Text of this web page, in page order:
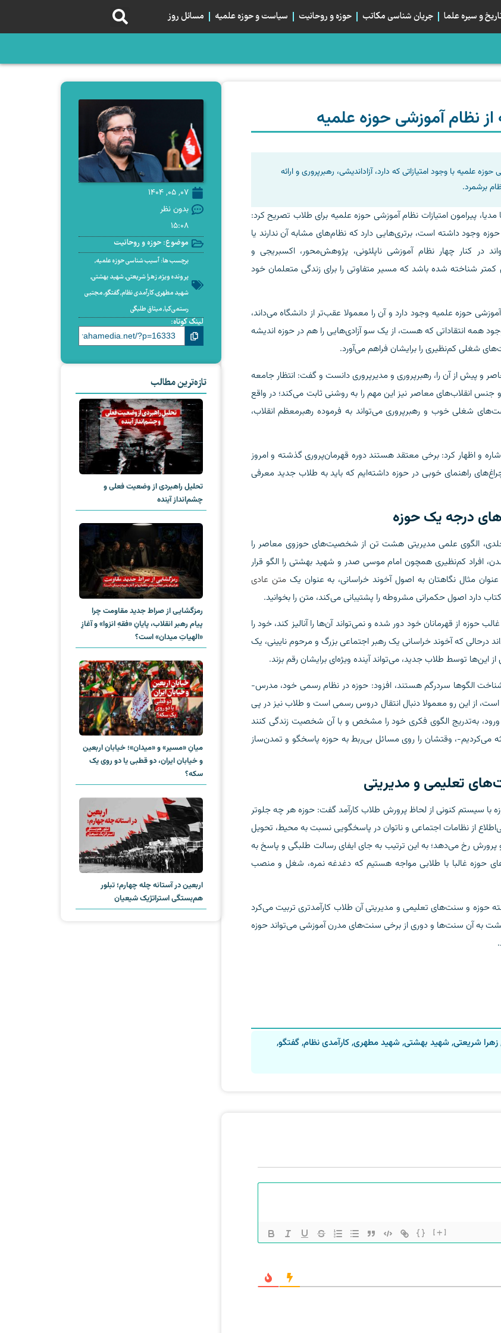
و سیره علما جریان شناسی مکاتب حوزه و روحانیت سیاست و حوزه علمیه مسائل روز
و خیابان ایران، دو قطبی یا دو روی یک...
استراتژیک شیعیان
نظام آموزشی حوزه علمیه
علمیه با وجود امتیازاتی که دارد، آزاداندیشی، رهبرپروری و ارائه
برشمرد.
پیرامون امتیازات نظام آموزشی حوزه علمیه برای طلاب تصریح کرد:
وجود داشته است، برتری‌هایی دارد که نظام‌های مشابه آن ندارند یا
در کنار چهار نظام آموزشی ناپلئونی، پژوهش‌محور، اکسبریجی و
شناخته شده باشد که مسیر متفاوتی را برای زندگی متعلمان خود
حوزه علمیه وجود دارد و آن را معمولا عقب‌تر از دانشگاه می‌داند،
همه انتقاداتی که هست، از یک سو آزادی‌هایی را هم در حوزه اندیشه
شغلی کم‌نظیری را برایشان فراهم می‌آورد.
و پیش از آن را، رهبرپروری و مدیرپروری دانست و گفت: انتظار جامعه
انقلاب‌های معاصر نیز این مهم را به روشنی ثابت می‌کند؛ در واقع
شغلی خوب و رهبرپروری می‌تواند به فرموده رهبرمعظم انقلاب،
و اظهار کرد: برخی معتقد هستند دوره قهرمان‌پروری گذشته و امروز
چراغ‌های راهنمای خوبی در حوزه داشته‌ایم که باید به طلاب جدید معرفی
درجه یک حوزه
الگوی علمی مدیریتی هشت تن از شخصیت‌های حوزوی معاصر را
افراد کم‌نظیری همچون امام موسی صدر و شهید بهشتی را الگو قرار
مثال نگاهتان به اصول آخوند خراسانی، به عنوان یک متن عادی
دارد اصول حکمرانی مشروطه را پشتیبانی می‌کند، متن را بخوانید.
حوزه از قهرمانان خود دور شده و نمی‌تواند آن‌ها را آنالیز کند، خود را
درحالی که آخوند خراسانی یک رهبر اجتماعی بزرگ و مرحوم نایینی، یک
این‌ها توسط طلاب جدید، می‌تواند آینده ویژه‌ای برایشان رقم بزند.
الگوها سردرگم هستند، افزود: حوزه در نظام رسمی خود، مدرس-
از این رو معمولا دنبال انتقال دروس رسمی است و طلاب نیز در پی
به‌تدریج الگوی فکری خود را مشخص و با آن شخصیت زندگی کنند
می‌کردیم-، وقتشان را روی مسائل بی‌ربط به حوزه پاسخگو و تمدن‌ساز
تعلیمی و مدیریتی
سیستم کنونی از لحاظ پرورش طلاب کارآمد گفت: حوزه هر چه جلوتر
از نظامات اجتماعی و ناتوان در پاسخگویی نسبت به محیط، تحویل
رخ می‌دهد؛ به این ترتیب به جای ایفای رسالت طلبگی و پاسخ به
حوزه غالبا با طلابی مواجه هستیم که دغدغه نمره، شغل و منصب
حوزه و سنت‌های تعلیمی و مدیریتی آن طلاب کارآمدتری تربیت می‌کرد
به آن سنت‌ها و دوری از برخی سنت‌های مدرن آموزشی می‌تواند حوزه
زهرا شریعتی,شهید بهشتی,شهید مطهری,کارآمدی نظام,گفتگو,
{} [+]
07, 05, 1404
بدون نظر
15:08
موضوع: حوزه و روحانیت
برچسب ها:آسیب شناسی حوزه علمیه,
پرونده ویژه,زهرا شریعتی,شهید بهشتی,
شهید مطهری,کارآمدی نظام,گفتگو,مجتبی
رستمی‌کیا,میثاق طلبگی
لینک کوتاه:
تازه‌ترین مطالب
تحلیل راهبردی از وضعیت فعلی و
چشم‌انداز آینده
رمزگشایی از صراط جدید مقاومت چرا
پیام رهبر انقلاب، پایانِ «فقهِ انزوا» و آغازِ
«الهیاتِ میدان» است؟
میانِ «مسیر» و «میدان»؛ خیابان اربعین
و خیابان ایران، دو قطبی یا دو روی یک
سکه؟‌
اربعین در آستانه چله چهارم؛ تبلور
هم‌بستگی استراتژیک شیعیان